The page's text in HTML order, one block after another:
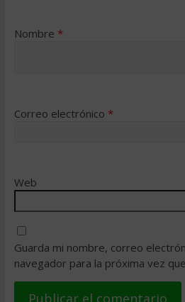
Nombre *
Correo electrónico *
Web
Guarda mi nombre, correo
navegador para la próxima vez